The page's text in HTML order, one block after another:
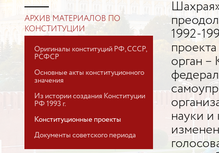
АРХИВ МАТЕРИАЛОВ ПО
КОНСТИТУЦИИ
Оригиналы конституций РФ, СССР,
РСФСР
Основные акты конституционного
значения
Из истории создания Конституции
РФ 1993 г.
Конституционные проекты
Документы советского периода
1992-
орган –
науки и